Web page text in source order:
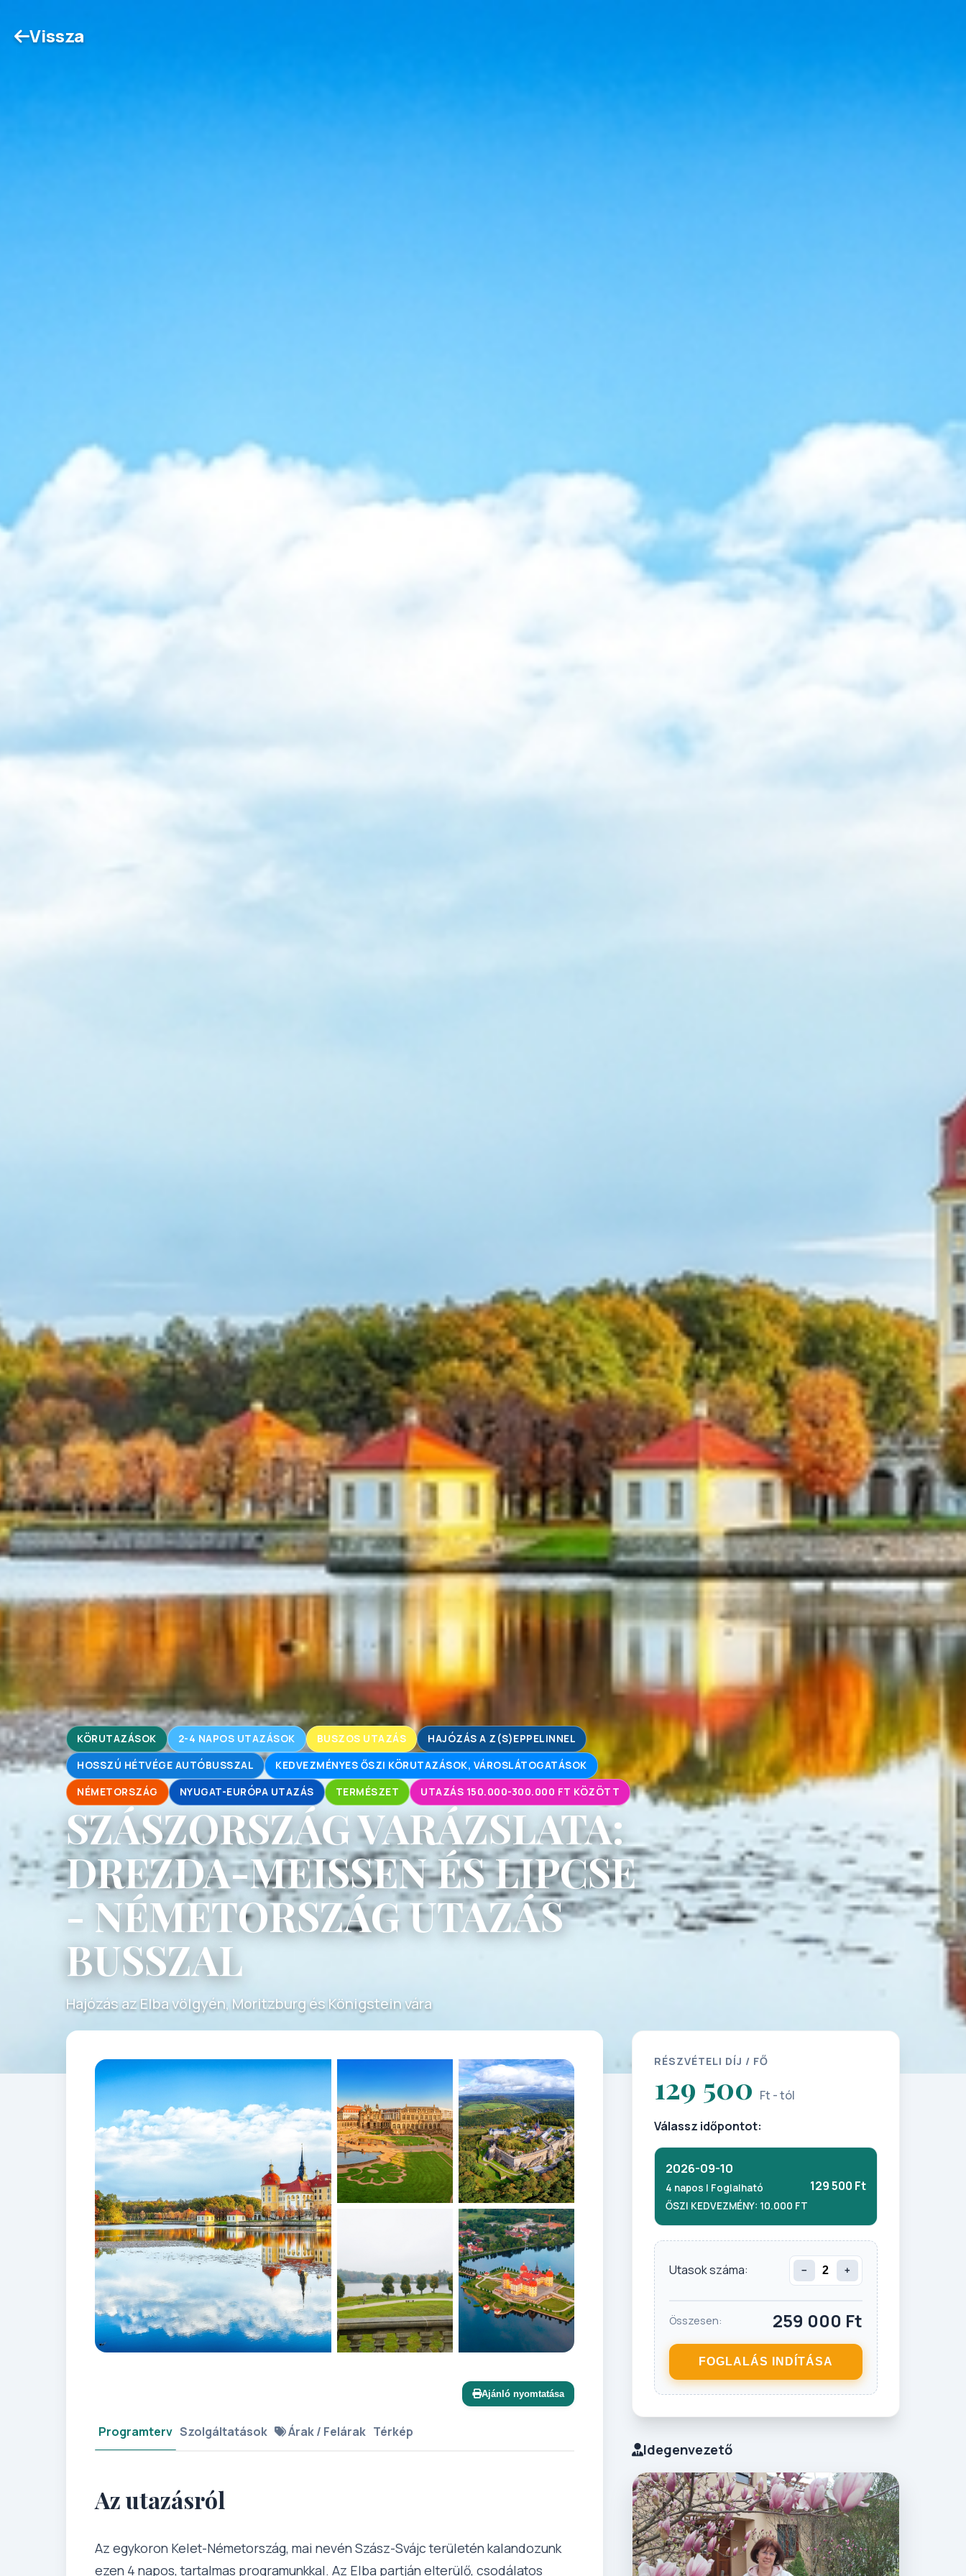
Vissza
KÖRUTAZÁSOK 2-4 NAPOS UTAZÁSOK BUSZOS UTAZÁS HAJÓZÁS A Z(S)EPPELINNEL
HOSSZÚ HÉTVÉGE AUTÓBUSSZAL KEDVEZMÉNYES ŐSZI KÖRUTAZÁSOK, VÁROSLÁTOGATÁSOK
NÉMETORSZÁG NYUGAT-EURÓPA UTAZÁS TERMÉSZET UTAZÁS 150.000-300.000 FT KÖZÖTT
SZÁSZORSZÁG VARÁZSLATA:
DREZDA-MEISSEN ÉS LIPCSE
- NÉMETORSZÁG UTAZÁS
BUSSZAL
Hajózás az Elba völgyén, Moritzburg és Königstein vára
Ajánló nyomtatása
Programterv Szolgáltatások Árak / Felárak Térkép
Az utazásról
Az egykoron Kelet-Németország, mai nevén Szász-Svájc területén kalandozunk
ezen 4 napos, tartalmas programunkkal. Az Elba partján elterülő, csodálatos
RÉSZVÉTELI DÍJ / FŐ
129 500 Ft - tól
Válassz időpontot:
2026-09-10
4 napos | Foglalható
ŐSZI KEDVEZMÉNY: 10.000 FT
129 500 Ft
Utasok száma: − +
Összesen: 259 000 Ft
FOGLALÁS INDÍTÁSA
Idegenvezető